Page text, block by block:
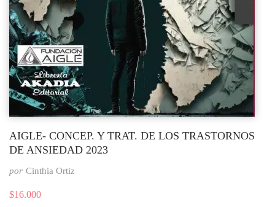
AIGLE- CONCEP. Y TRAT. DE LOS TRASTORNOS
DE ANSIEDAD 2023
por Cinthia Ortiz
$16.000